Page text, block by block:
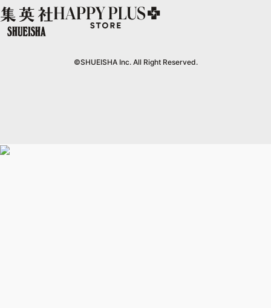
となりのヤングジャンプ
グランドジャンプ
リマコミ
マンガMeets
マンガMeets
Cookie
MEN'S NON-NO
UOMO
情報・知識＆オピニオン imidas
eclat premium
mirabella
©SHUEISHA Inc. All Right Reserved.